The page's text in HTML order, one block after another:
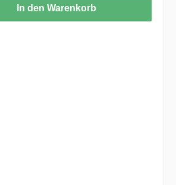
In den Warenkorb